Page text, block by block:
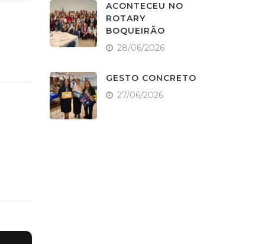
ACONTECEU NO
ROTARY
BOQUEIRÃO
28/06/2026
GESTO CONCRETO
27/06/2026